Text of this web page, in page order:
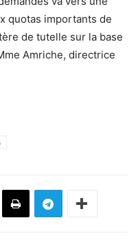
quotas importants de
de tutelle sur la base
Amriche, directrice